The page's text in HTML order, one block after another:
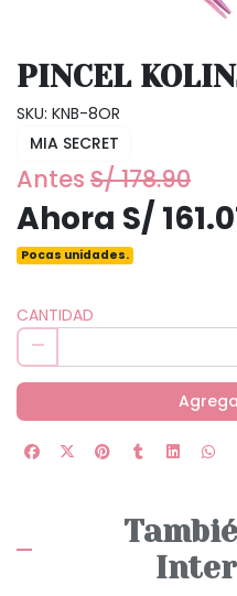
PINCEL
SKU: KNB-8OR
MIA SECRET
Antes S/ 178.90
Ahora S/
Pocas unidades.
CANTIDAD